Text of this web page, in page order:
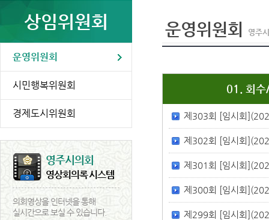
상임위원회
운영위원회
시민행복위원회
경제도시위원회
영주시의회
영상회의록 시스템
의회영상을 인터넷을 통해
실시간으로 보실 수 있습니다.
운영위원회 영주
01. 회수
제303회 [임시회
제302회 [임시회
제301회 [임시회
제300회 [임시회
제299회 [임시회